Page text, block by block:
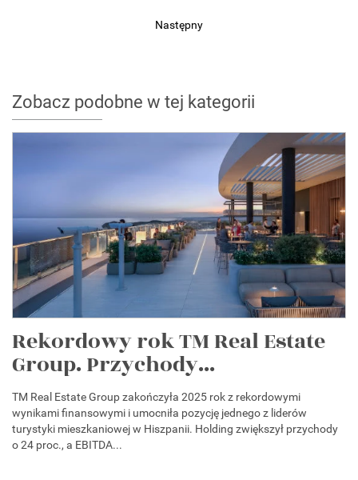
Następny
Zobacz podobne w tej kategorii
Rekordowy rok TM Real Estate
Group. Przychody...
TM Real Estate Group zakończyła 2025 rok z rekordowymi
wynikami finansowymi i umocniła pozycję jednego z liderów
turystyki mieszkaniowej w Hiszpanii. Holding zwiększył przychody
o 24 proc., a EBITDA...